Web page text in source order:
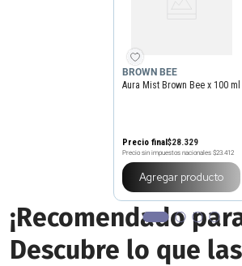
BROWN BEE
Aura Mist Brown Bee x 100 ml
Precio final$28.329
Precio sin impuestos nacionales $23.412
Agregar producto
¡Recomendado
Descubre lo que las